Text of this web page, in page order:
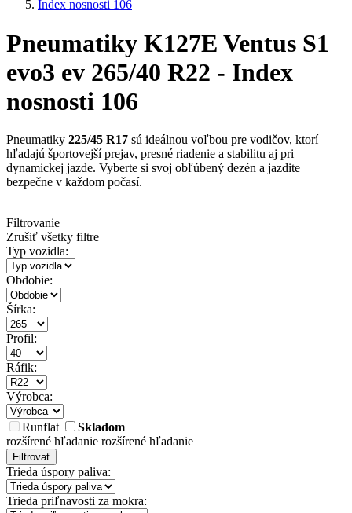
Index nosnosti 106
Pneumatiky K127E Ventus S1
evo3 ev 265/40 R22 - Index
nosnosti 106
Pneumatiky 225/45 R17 sú ideálnou voľbou pre vodičov, ktorí
hľadajú športovejší prejav, presné riadenie a stabilitu aj pri
dynamickej jazde. Vyberte si svoj obľúbený dezén a jazdite
bezpečne v každom počasí.
Filtrovanie
Zrušiť všetky filtre
Typ vozidla:
Obdobie:
Šírka:
Profil:
Ráfik:
Výrobca:
Runflat
Skladom
rozšírené hľadanie rozšírené hľadanie
Filtrovať
Trieda úspory paliva:
Trieda priľnavosti za mokra: